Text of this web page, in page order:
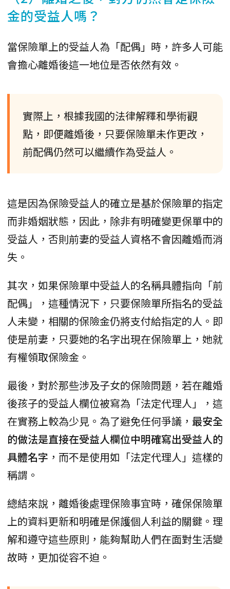
金的受益人嗎？
當保險單上的受益人為「配偶」時，許多人可能
會擔心離婚後這一地位是否依然有效。
實際上，根據我國的法律解釋和學術觀
點，即便離婚後，只要保險單未作更改，
前配偶仍然可以繼續作為受益人。
這是因為保險受益人的確立是基於保險單的指定
而非婚姻狀態，因此，除非有明確變更保單中的
受益人，否則前妻的受益人資格不會因離婚而消
失。
其次，如果保險單中受益人的名稱具體指向「前
配偶」，這種情況下，只要保險單所指名的受益
人未變，相關的保險金仍將支付給指定的人。即
使是前妻，只要她的名字出現在保險單上，她就
有權領取保險金。
最後，對於那些涉及子女的保險問題，若在離婚
後孩子的受益人欄位被寫為「法定代理人」，這
在實務上較為少見。為了避免任何爭議， 最安全
的做法是直接在受益人欄位中明確寫出受益人的
具體名字 ，而不是使用如「法定代理人」這樣的
稱謂。
總結來說，離婚後處理保險事宜時，確保保險單
上的資料更新和明確是保護個人利益的關鍵。理
解和遵守這些原則，能夠幫助人們在面對生活變
故時，更加從容不迫。